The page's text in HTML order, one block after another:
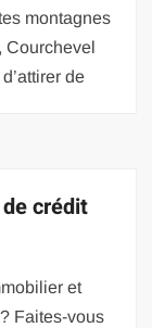
montagnes
Courchevel
de
crédit
et
Faites-vous